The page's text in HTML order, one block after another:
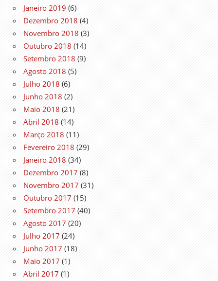
Janeiro 2019 (6)
Dezembro 2018 (4)
Novembro 2018 (3)
Outubro 2018 (14)
Setembro 2018 (9)
Agosto 2018 (5)
Julho 2018 (6)
Junho 2018 (2)
Maio 2018 (21)
Abril 2018 (14)
Março 2018 (11)
Fevereiro 2018 (29)
Janeiro 2018 (34)
Dezembro 2017 (8)
Novembro 2017 (31)
Outubro 2017 (15)
Setembro 2017 (40)
Agosto 2017 (20)
Julho 2017 (24)
Junho 2017 (18)
Maio 2017 (1)
Abril 2017 (1)